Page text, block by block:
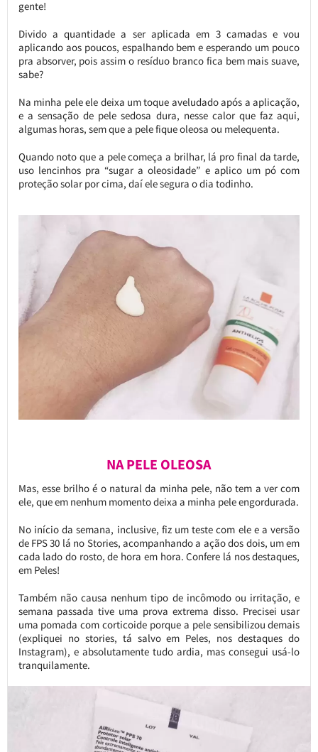
gente!
Divido a quantidade a ser aplicada em 3 camadas e vou
aplicando aos poucos, espalhando bem e esperando um pouco
pra absorver, pois assim o resíduo branco fica bem mais suave,
sabe?
Na minha pele ele deixa um toque aveludado após a aplicação,
e a sensação de pele sedosa dura, nesse calor que faz aqui,
algumas horas, sem que a pele fique oleosa ou melequenta.
Quando noto que a pele começa a brilhar, lá pro final da tarde,
uso lencinhos pra “sugar a oleosidade” e aplico um pó com
proteção solar por cima, daí ele segura o dia todinho.
NA PELE OLEOSA
Mas, esse brilho é o natural da minha pele, não tem a ver com
ele, que em nenhum momento deixa a minha pele engordurada.
No início da semana, inclusive, fiz um teste com ele e a versão
de FPS 30 lá no Stories, acompanhando a ação dos dois, um em
cada lado do rosto, de hora em hora. Confere lá nos destaques,
em Peles!
Também não causa nenhum tipo de incômodo ou irritação, e
semana passada tive uma prova extrema disso. Precisei usar
uma pomada com corticoide porque a pele sensibilizou demais
(expliquei no stories, tá salvo em Peles, nos destaques do
Instagram), e absolutamente tudo ardia, mas consegui usá-lo
tranquilamente.